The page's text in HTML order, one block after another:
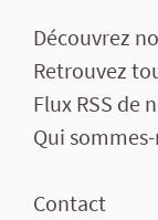
Découvrez
Retrouvez
Flux RSS de
Qui
Contact